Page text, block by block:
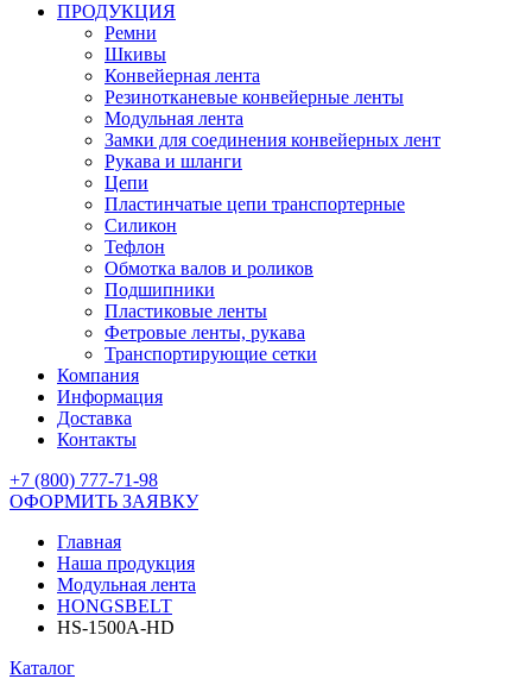
ПРОДУКЦИЯ
Ремни
Шкивы
Конвейерная лента
Резинотканевые конвейерные ленты
Модульная лента
Замки для соединения конвейерных лент
Рукава и шланги
Цепи
Пластинчатые цепи транспортерные
Силикон
Тефлон
Обмотка валов и роликов
Подшипники
Пластиковые ленты
Фетровые ленты, рукава
Транспортирующие сетки
Компания
Информация
Доставка
Контакты
+7 (800) 777-71-98
ОФОРМИТЬ ЗАЯВКУ
Главная
Наша продукция
Модульная лента
HONGSBELT
HS-1500A-HD
Каталог